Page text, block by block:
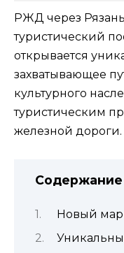
РЖД через
туристический
открывается
захватывающее
культурного
туристическим
железной дороги.
Содержание
Новый